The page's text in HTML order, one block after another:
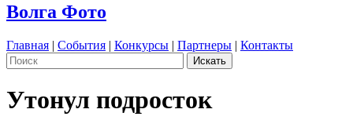
Волга Фото
Главная | События | Конкурсы | Партнеры | Контакты
Утонул подросток